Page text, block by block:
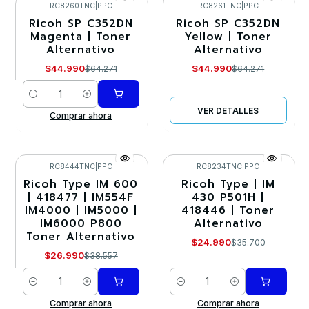
-30%
RC8260TNC| PPC
Ricoh SP C352DN
Magenta | Toner
Alternativo
$44.990$64.271
Cantidad
Comprar ahora
-30%
Agotado
RC8261TNC| PPC
Ricoh SP C352DN
Yellow | Toner
Alternativo
$44.990$64.271
VER DETALLES
-30%
RC8444TNC| PPC
Ricoh Type IM 600
| 418477 | IM554F
IM4000 | IM5000 |
IM6000 P800
Toner Alternativo
$26.990$38.557
Cantidad
Comprar ahora
-30%
RC8234TNC PPC
Ricoh Type | IM
430 P501H |
418446 | Toner
Alternativo
$24.990$35.700
Cantidad
Comprar ahora